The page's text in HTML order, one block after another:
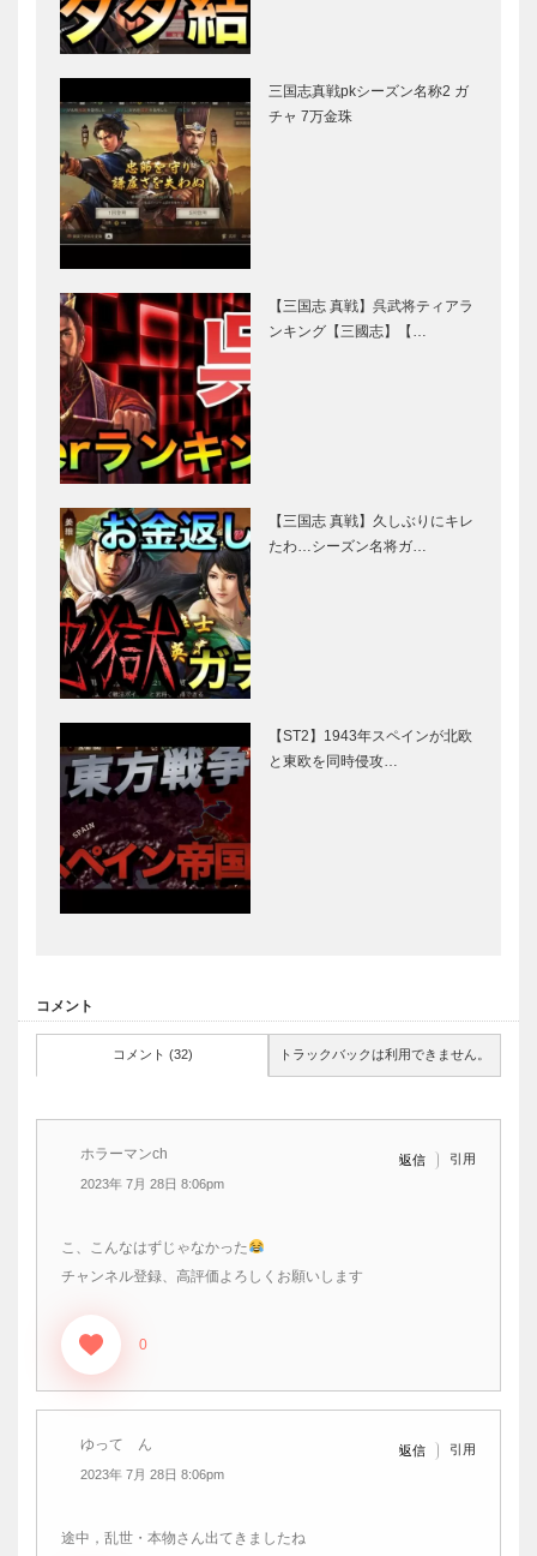
三国志真戦pkシーズン名称2 ガ
チャ 7万金珠
【三国志 真戦】呉武将ティアラ
ンキング【三國志】【…
【三国志 真戦】久しぶりにキレ
たわ…シーズン名将ガ…
【ST2】1943年スペインが北欧
と東欧を同時侵攻…
コメント
コメント (32) トラックバックは利用できません。
ホラーマンch
2023年 7月 28日 8:06pm
返信 引用
こ、こんなはずじゃなかった
チャンネル登録、高評価よろしくお願いします
0
ゆって ん
2023年 7月 28日 8:06pm
返信 引用
途中，乱世・本物さん出てきましたね